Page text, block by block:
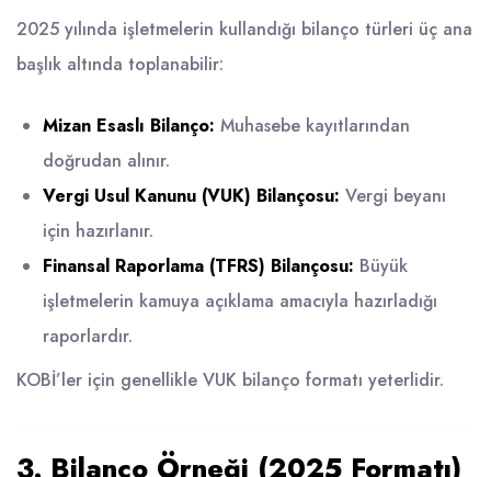
2025 yılında işletmelerin kullandığı bilanço türleri üç ana
başlık altında toplanabilir:
Mizan Esaslı Bilanço: Muhasebe kayıtlarından
doğrudan alınır.
Vergi Usul Kanunu (VUK) Bilançosu: Vergi beyanı
için hazırlanır.
Finansal Raporlama (TFRS) Bilançosu: Büyük
işletmelerin kamuya açıklama amacıyla hazırladığı
raporlardır.
KOBİ’ler için genellikle VUK bilanço formatı yeterlidir.
3. Bilanço Örneği (2025 Formatı)